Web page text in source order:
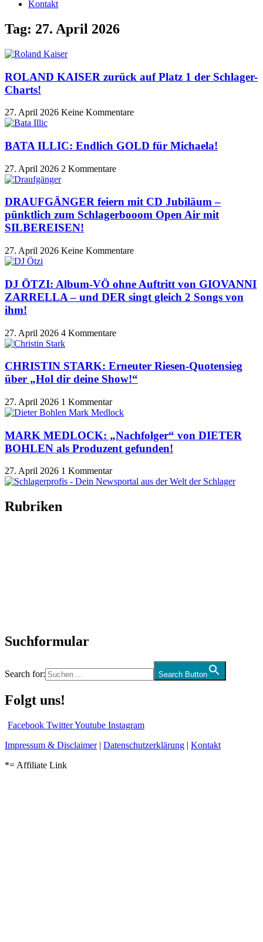
Kontakt
Tag: 27. April 2026
ROLAND KAISER zurück auf Platz 1 der Schlager-
Charts!
27. April 2026 Keine Kommentare
BATA ILLIC: Endlich GOLD für Michaela!
27. April 2026 2 Kommentare
DRAUFGÄNGER feiern mit CD Jubiläum –
pünktlich zum Schlagerbooom Open Air mit
SILBEREISEN!
27. April 2026 Keine Kommentare
DJ ÖTZI: Album-VÖ ohne Auftritt von GIOVANNI
ZARRELLA – und DER singt gleich 2 Songs von
ihm!
27. April 2026 4 Kommentare
CHRISTIN STARK: Erneuter Riesen-Quotensieg
über „Hol dir deine Show!“
27. April 2026 1 Kommentar
MARK MEDLOCK: „Nachfolger“ von DIETER
BOHLEN als Produzent gefunden!
27. April 2026 1 Kommentar
Rubriken
Suchformular
Search for: Search Button
Folgt uns!
Facebook TwitterYoutube Instagram
Impressum & Disclaimer| Datenschutzerklärung | Kontakt
*= Affiliate Link